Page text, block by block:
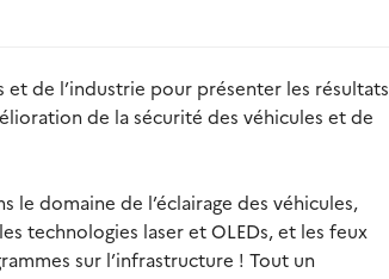
et de l’industrie pour présenter les résultats
de la sécurité des véhicules et de
le domaine de l’éclairage des véhicules,
technologies laser et OLEDs, et les feux
sur l’infrastructure ! Tout un